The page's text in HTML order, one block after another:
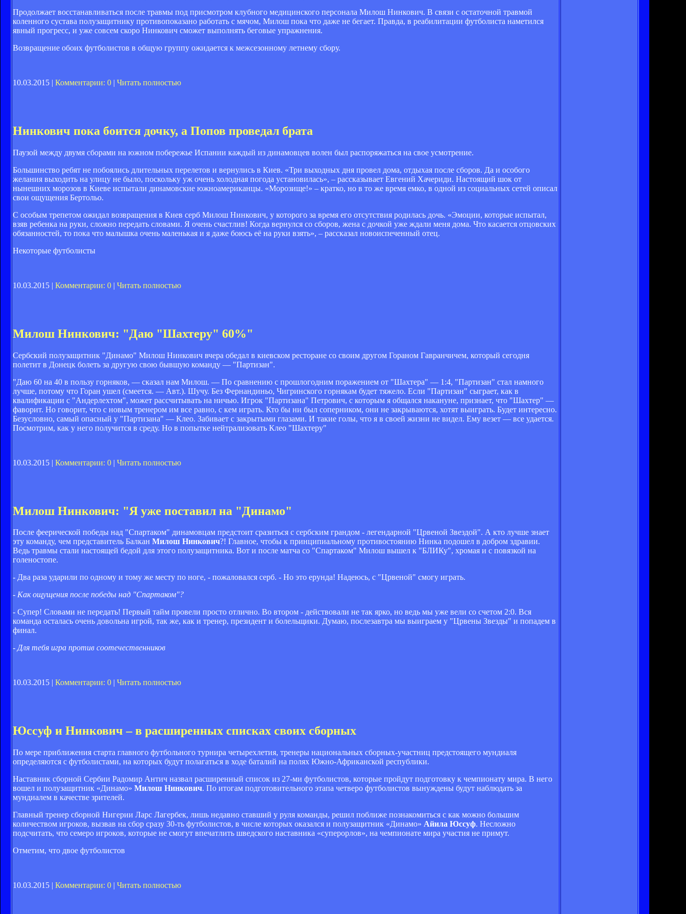
Продолжает восстанавливаться после травмы под присмотром клубного медицинского персонала Милош Нинкович. В связи с остаточной травмой
коленного сустава полузащитнику противопоказано работать с мячом, Милош пока что даже не бегает. Правда, в реабилитации футболиста наметился
явный прогресс, и уже совсем скоро Нинкович сможет выполнять беговые упражнения.
Возвращение обоих футболистов в общую группу ожидается к межсезонному летнему сбору.
10.03.2015 | Комментарии: 0 | Читать полностью
Нинкович пока боится дочку, а Попов проведал брата
Паузой между двумя сборами на южном побережье Испании каждый из динамовцев волен был распоряжаться на свое усмотрение.
Большинство ребят не побоялись длительных перелетов и вернулись в Киев. «Три выходных дня провел дома, отдыхая после сборов. Да и особого
желания выходить на улицу не было, поскольку уж очень холодная погода установилась», – рассказывает Евгений Хачериди. Настоящий шок от
нынешних морозов в Киеве испытали динамовские южноамериканцы. «Морозище!» – кратко, но в то же время емко, в одной из социальных сетей описал
свои ощущения Бертольо.
С особым трепетом ожидал возвращения в Киев серб Милош Нинкович, у которого за время его отсутствия родилась дочь. «Эмоции, которые испытал,
взяв ребенка на руки, сложно передать словами. Я очень счастлив! Когда вернулся со сборов, жена с дочкой уже ждали меня дома. Что касается отцовских
обязанностей, то пока что малышка очень маленькая и я даже боюсь её на руки взять», – рассказал новоиспеченный отец.
Некоторые футболисты
10.03.2015 | Комментарии: 0 | Читать полностью
Милош Нинкович: "Даю "Шахтеру" 60%"
Сербский полузащитник "Динамо" Милош Нинкович вчера обедал в киевском ресторане со своим другом Гораном Гавранчичем, который сегодня
полетит в Донецк болеть за другую свою бывшую команду — "Партизан".
"Даю 60 на 40 в пользу горняков, — сказал нам Милош. — По сравнению с прошлогодним поражением от "Шахтера" — 1:4, "Партизан" стал намного
лучше, потому что Горан ушел (смеется. — Авт.). Шучу. Без Фернандиньо, Чигринского горнякам будет тяжело. Если "Партизан" сыграет, как в
квалификации с "Андерлехтом", может рассчитывать на ничью. Игрок "Партизана" Петрович, с которым я общался накануне, признает, что "Шахтер" —
фаворит. Но говорит, что с новым тренером им все равно, с кем играть. Кто бы ни был соперником, они не закрываются, хотят выиграть. Будет интересно.
Безусловно, самый опасный у "Партизана" — Клео. Забивает с закрытыми глазами. И такие голы, что я в своей жизни не видел. Ему везет — все удается.
Посмотрим, как у него получится в среду. Но в попытке нейтрализовать Клео "Шахтеру"
10.03.2015 | Комментарии: 0 | Читать полностью
Милош Нинкович: "Я уже поставил на "Динамо"
После феерической победы над "Спартаком" динамовцам предстоит сразиться с сербским грандом - легендарной "Црвеной Звездой". А кто лучше знает
эту команду, чем представитель Балкан Милош Нинкович?! Главное, чтобы к принципиальному противостоянию Нинка подошел в добром здравии.
Ведь травмы стали настоящей бедой для этого полузащитника. Вот и после матча со "Спартаком" Милош вышел к "БЛИКу", хромая и с повязкой на
голеностопе.
- Два раза ударили по одному и тому же месту по ноге, - пожаловался серб. - Но это ерунда! Надеюсь, с "Црвеной" смогу играть.
- Как ощущения после победы над "Спартаком"?
- Супер! Словами не передать! Первый тайм провели просто отлично. Во втором - действовали не так ярко, но ведь мы уже вели со счетом 2:0. Вся
команда осталась очень довольна игрой, так же, как и тренер, президент и болельщики. Думаю, послезавтра мы выиграем у "Црвены Звезды" и попадем в
финал.
- Для тебя игра против соотечественников
10.03.2015 | Комментарии: 0 Читать полностью
Юссуф и Нинкович – в расширенных списках своих сборных
По мере приближения старта главного футбольного турнира четырехлетия, тренеры национальных сборных-участниц предстоящего мундиаля
определяются с футболистами, на которых будут полагаться в ходе баталий на полях Южно-Африканской республики.
Наставник сборной Сербии Радомир Антич назвал расширенный список из 27-ми футболистов, которые пройдут подготовку к чемпионату мира. В него
вошел и полузащитник «Динамо» Милош Нинкович. По итогам подготовительного этапа четверо футболистов вынуждены будут наблюдать за
мундиалем в качестве зрителей.
Главный тренер сборной Нигерии Ларс Лагербек, лишь недавно ставший у руля команды, решил поближе познакомиться с как можно большим
количеством игроков, вызвав на сбор сразу 30-ть футболистов, в числе которых оказался и полузащитник «Динамо» Айила Юссуф. Несложно
подсчитать, что семеро игроков, которые не смогут впечатлить шведского наставника «суперорлов», на чемпионате мира участия не примут.
Отметим, что двое футболистов
10.03.2015 | Комментарии: 0 | Читать полностью